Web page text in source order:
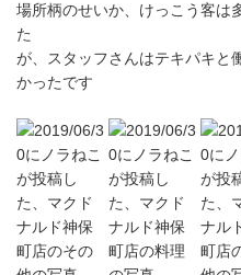
場所柄のせいか、けっこう客は
た
が、スタッフさんはテキパキと
かったです